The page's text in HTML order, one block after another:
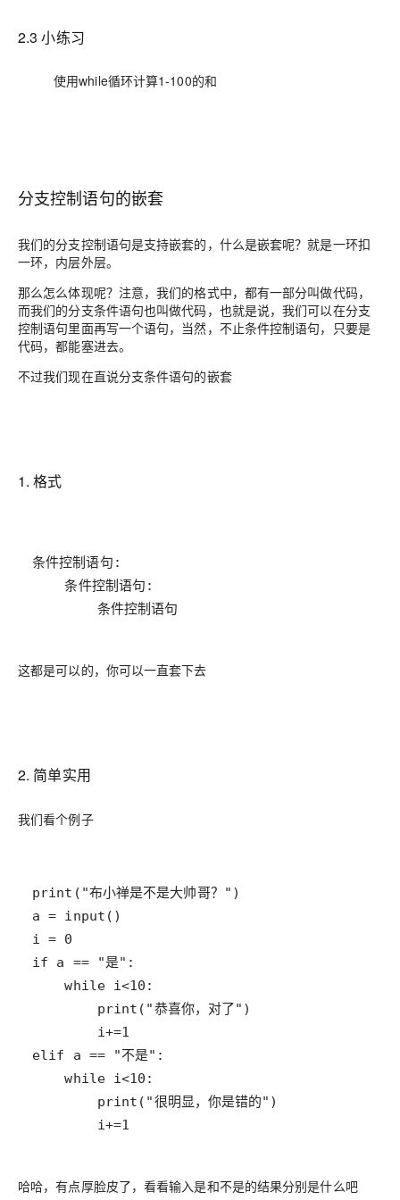
2.3 小练习
使用while循环计算1-100的和
分支控制语句的嵌套
我们的分支控制语句是支持嵌套的，什么是嵌套呢？就是一环扣
一环，内层外层。
那么怎么体现呢？注意，我们的格式中，都有一部分叫做代码，
而我们的分支条件语句也叫做代码，也就是说，我们可以在分支
控制语句里面再写一个语句，当然，不止条件控制语句，只要是
代码，都能塞进去。
不过我们现在直说分支条件语句的嵌套
1. 格式
        条件控制语句
这都是可以的，你可以一直套下去
2. 简单实用
我们看个例子
哈哈，有点厚脸皮了，看看输入是和不是的结果分别是什么吧